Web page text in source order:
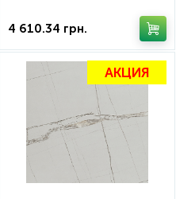
4 610.34 грн.
АКЦИЯ